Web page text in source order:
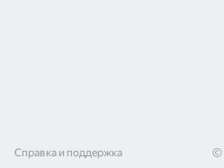
Справка и поддержка ©